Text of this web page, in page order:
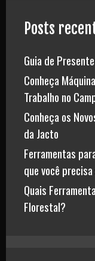
Posts
Guia de
Conheça
Trabalho no
Conheça os
da Jacto
Ferramentas
que você
Quais
Florestal?